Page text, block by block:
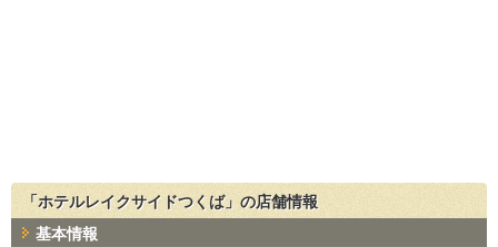
「ホテルレイクサイドつくば」の店舗情報
基本情報